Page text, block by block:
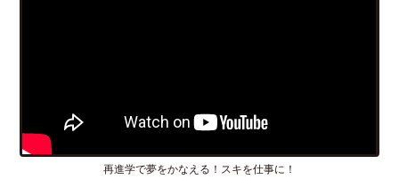
再進学で夢をかなえる！スキを仕事に！